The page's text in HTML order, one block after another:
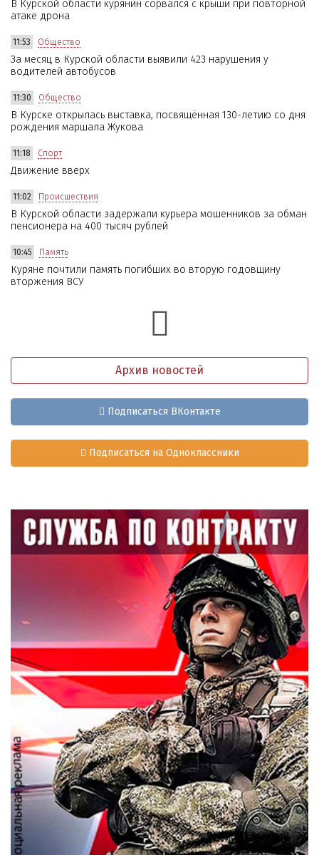
В Курской области курянин сорвался с крыши при повторной
атаке дрона
11:53 Общество
За месяц в Курской области выявили 423 нарушения у
водителей автобусов
11:30 Общество
В Курске открылась выставка, посвящённая 130-летию со дня
рождения маршала Жукова
11:18 Спорт
Движение вверх
11:02 Происшествия
В Курской области задержали курьера мошенников за обман
пенсионера на 400 тысяч рублей
10:45 Память
Куряне почтили память погибших во вторую годовщину
вторжения ВСУ
Архив новостей
Подписаться ВКонтакте
Подписаться на Одноклассники